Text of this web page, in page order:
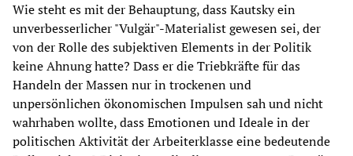
Wie steht es mit der Behauptung, dass Kautsky ein
unverbesserlicher "Vulgär"-Materialist gewesen sei, der
von der Rolle des subjektiven Elements in der Politik
keine Ahnung hatte? Dass er die Triebkräfte für das
Handeln der Massen nur in trockenen und
unpersönlichen ökonomischen Impulsen sah und nicht
wahrhaben wollte, dass Emotionen und Ideale in der
politischen Aktivität der Arbeiterklasse eine bedeutende